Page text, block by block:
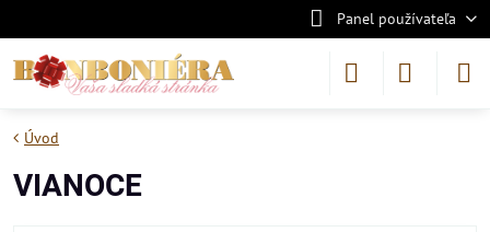
Panel používateľa
Úvod
VIANOCE